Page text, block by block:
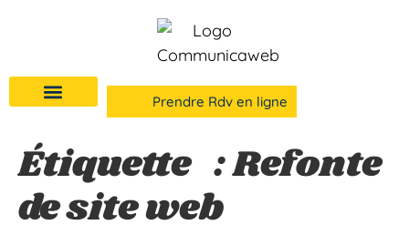
Prendre Rdv en ligne
Étiquette :Refonte
de site web